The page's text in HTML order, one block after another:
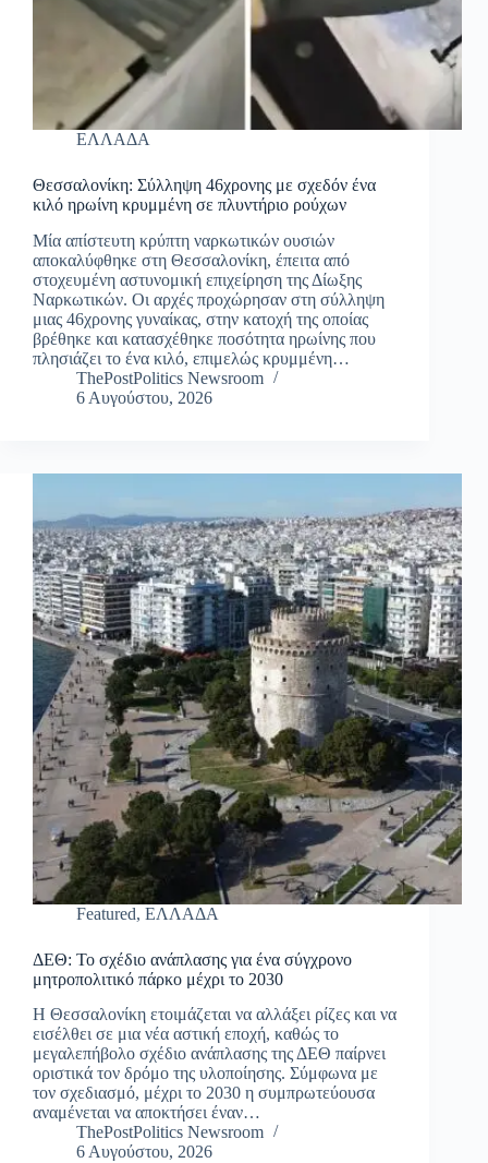
ΕΛΛΑΔΑ
Θεσσαλονίκη: Σύλληψη 46χρονης με σχεδόν ένα
κιλό ηρωίνη κρυμμένη σε πλυντήριο ρούχων
Μία απίστευτη κρύπτη ναρκωτικών ουσιών
αποκαλύφθηκε στη Θεσσαλονίκη, έπειτα από
στοχευμένη αστυνομική επιχείρηση της Δίωξης
Ναρκωτικών. Οι αρχές προχώρησαν στη σύλληψη
μιας 46χρονης γυναίκας, στην κατοχή της οποίας
βρέθηκε και κατασχέθηκε ποσότητα ηρωίνης που
πλησιάζει το ένα κιλό, επιμελώς κρυμμένη…
ThePostPolitics Newsroom
6 Αυγούστου, 2026
Featured, ΕΛΛΑΔΑ
ΔΕΘ: Το σχέδιο ανάπλασης για ένα σύγχρονο
μητροπολιτικό πάρκο μέχρι το 2030
Η Θεσσαλονίκη ετοιμάζεται να αλλάξει ρίζες και να
εισέλθει σε μια νέα αστική εποχή, καθώς το
μεγαλεπήβολο σχέδιο ανάπλασης της ΔΕΘ παίρνει
οριστικά τον δρόμο της υλοποίησης. Σύμφωνα με
τον σχεδιασμό, μέχρι το 2030 η συμπρωτεύουσα
αναμένεται να αποκτήσει έναν…
ThePostPolitics Newsroom
6 Αυγούστου, 2026